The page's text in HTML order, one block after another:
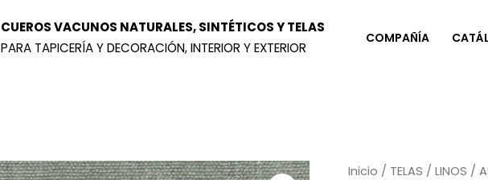
CUEROS VACUNOS NATURALES, SINTÉTICOS Y TELAS
PARA TAPICERÍA Y DECORACIÓN, INTERIOR Y EXTERIOR
COMPAÑÍA
Inicio / TELAS / LINOS /